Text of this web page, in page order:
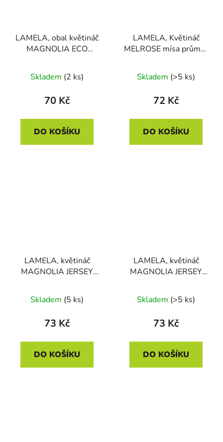
LAMELA, obal květináč
MAGNOLIA ECO
220 mm, bílý
Skladem (2 ks)
70 Kč
DO KOŠÍKU
LAMELA, Květináč
MELROSE mísa průměr
GARDINO
Skladem (>5 ks)
72 Kč
DO KOŠÍKU
LAMELA, květináč
MAGNOLIA JERSEY
Skladem (5 ks)
73 Kč
DO KOŠÍKU
LAMELA, květináč
MAGNOLIA JERSEY
Skladem (>5 ks)
73 Kč
DO KOŠÍKU